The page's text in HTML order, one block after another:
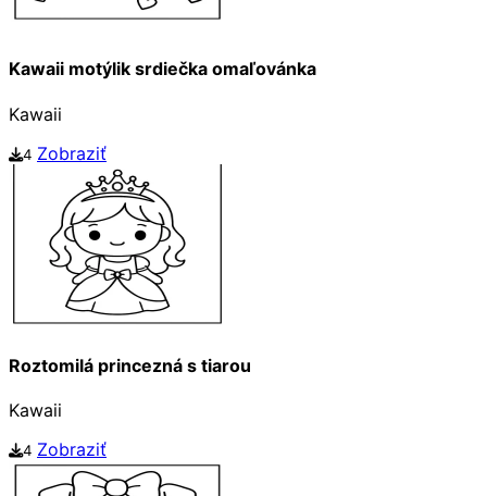
Kawaii motýlik srdiečka omaľovánka
Kawaii
4 Zobraziť
Roztomilá princezná s tiarou
Kawaii
4 Zobraziť